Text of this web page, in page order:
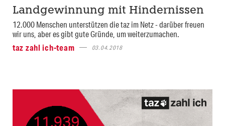
Landgewinnung mit Hindernissen
12.000 Menschen unterstützen die taz im Netz - darüber freuen
wir uns, aber es gibt gute Gründe, um weiterzumachen.
taz zahl ich-team
03.04.2018